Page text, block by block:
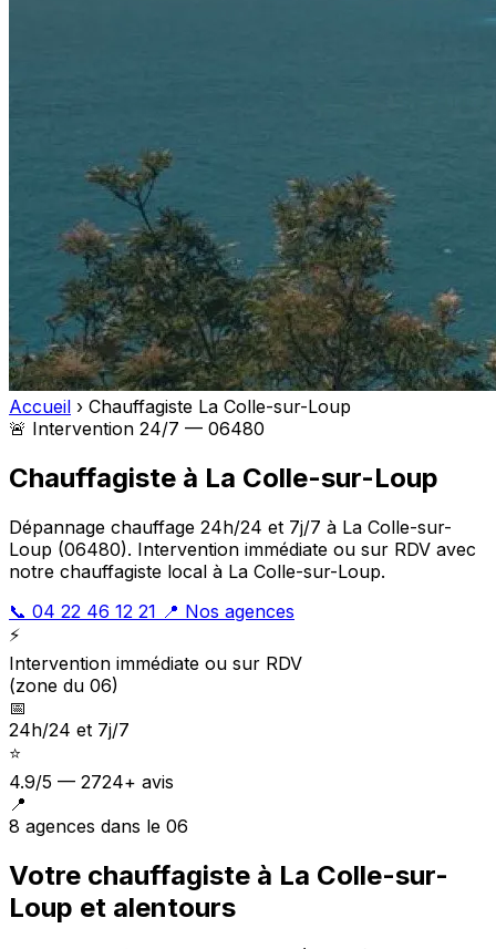
Accueil › Chauffagiste La Colle-sur-Loup
🚨 Intervention 24/7 — 06480
Chauffagiste à La Colle-sur-Loup
Dépannage chauffage 24h/24 et 7j/7 à La Colle-sur-
Loup (06480). Intervention immédiate ou sur RDV avec
notre chauffagiste local à La Colle-sur-Loup.
📞 04 22 46 12 21 📍 Nos agences
⚡
Intervention immédiate ou sur RDV
(zone du 06)
📅
24h/24 et 7j/7
⭐
4.9/5 — 2724+ avis
📍
8 agences dans le 06
Votre chauffagiste à La Colle-sur-
Loup et alentours